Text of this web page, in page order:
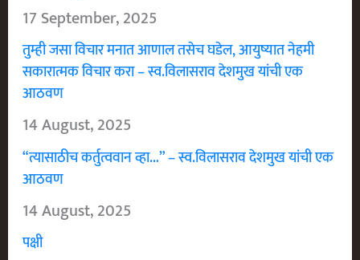
17 September, 2025
तुम्ही जसा विचार मनात आणाल तसेच घडेल, आयुष्यात नेहमी
सकारात्मक विचार करा – स्व.विलासराव देशमुख यांची एक
आठवण
14 August, 2025
“त्यासाठीच कर्तुत्ववान व्हा…” – स्व.विलासराव देशमुख यांची एक
आठवण
14 August, 2025
पक्षी